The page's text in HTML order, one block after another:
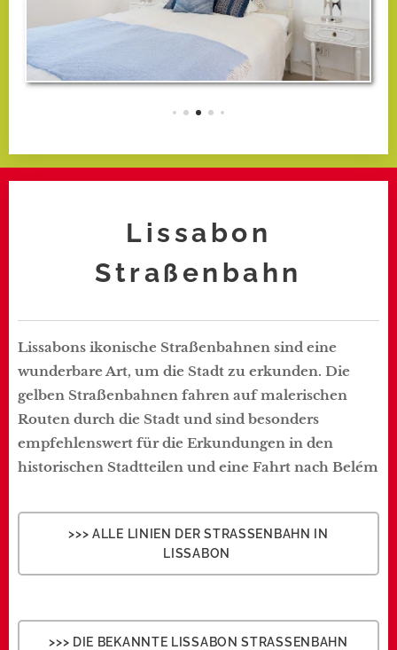
Lissabon
Straßenbahn
Lissabons ikonische Straßenbahnen sind eine
wunderbare Art, um die Stadt zu erkunden. Die
gelben Straßenbahnen fahren auf malerischen
Routen durch die Stadt und sind besonders
empfehlenswert für die Erkundungen in den
historischen Stadtteilen und eine Fahrt nach Belém
>>> ALLE LINIEN DER STRASSENBAHN IN L
ISSABON
>>> DIE BEKANNTE LISSABON STRASSENBAHN